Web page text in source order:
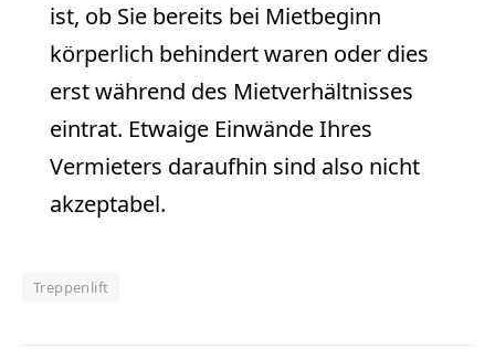
ist, ob Sie bereits bei Mietbeginn
körperlich behindert waren oder dies
erst während des Mietverhältnisses
eintrat. Etwaige Einwände Ihres
Vermieters daraufhin sind also nicht
akzeptabel.
Treppenlift